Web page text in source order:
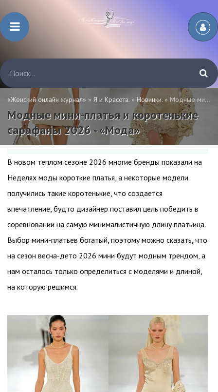
«Женский онлайн журнал» » Я и Красота. » Новинки. » Модные мини-платья и коротенькие сарафаны 2026 - «Мода»
Модные мини-платья и коротенькие
сарафаны 2026 - «Мода»
В новом теплом сезоне 2026 многие бренды показали на
Неделях моды короткие платья, а некоторые модели
получились такие коротенькие, что создается
впечатление, будто дизайнер поставил цель победить в
соревновании на самую минималистичную длину платьица.
Выбор мини-платьев богатый, поэтому можно сказать, что
на сезон весна-дето 2026 мини будут модным трендом, а
нам осталось только определиться с моделями и длиной,
на которую решимся.